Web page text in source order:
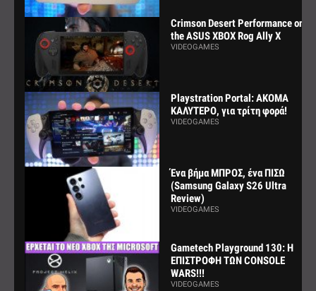
Crimson Desert Performance on
the ASUS XBOX Rog Ally X
VIDEOGAMES
Playstration Portal: ΑΚΟΜΑ
ΚΑΛΥΤΕΡΟ, για τρίτη φορά!
VIDEOGAMES
Ένα βήμα ΜΠΡΟΣ, ένα ΠΙΣΩ
(Samsung Galaxy S26 Ultra
Review)
VIDEOGAMES
Gametech Playground 130: Η
ΕΠΙΣΤΡΟΦΗ ΤΩΝ CONSOLE
WARS!!!
VIDEOGAMES